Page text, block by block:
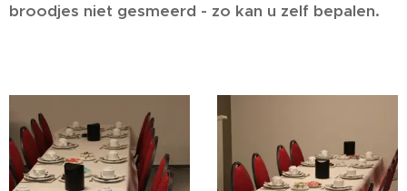
broodjes niet gesmeerd - zo kan u zelf bepalen.